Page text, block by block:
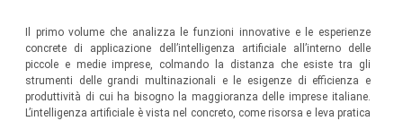
Il primo volume che analizza le funzioni innovative e le esperienze
concrete di applicazione dell’intelligenza artificiale all’interno delle
piccole e medie imprese, colmando la distanza che esiste tra gli
strumenti delle grandi multinazionali e le esigenze di efficienza e
produttività di cui ha bisogno la maggioranza delle imprese italiane.
L’intelligenza artificiale è vista nel concreto, come risorsa e leva pratica